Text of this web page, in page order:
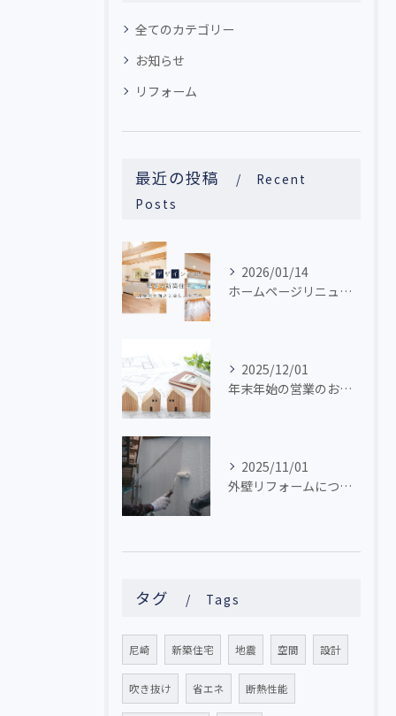
全てのカテゴリー
お知らせ
リフォーム
最近の投稿
Recent
Posts
2026/01/14
ホームページリニューアルしました
2025/12/01
年末年始の営業のお知らせ
2025/11/01
外壁リフォームについて
タグ Tags
尼崎 新築住宅 地震 空間 設計
吹き抜け 省エネ 断熱性能